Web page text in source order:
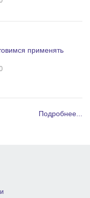
применять
Подробнее...